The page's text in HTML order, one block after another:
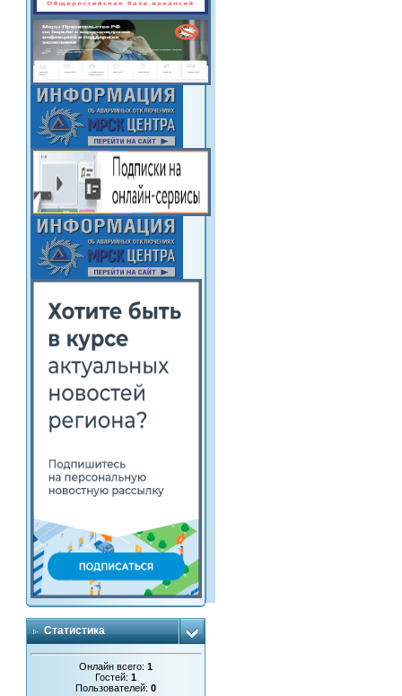
Статистика
Онлайн всего:1
Гостей:1
Пользователей:0